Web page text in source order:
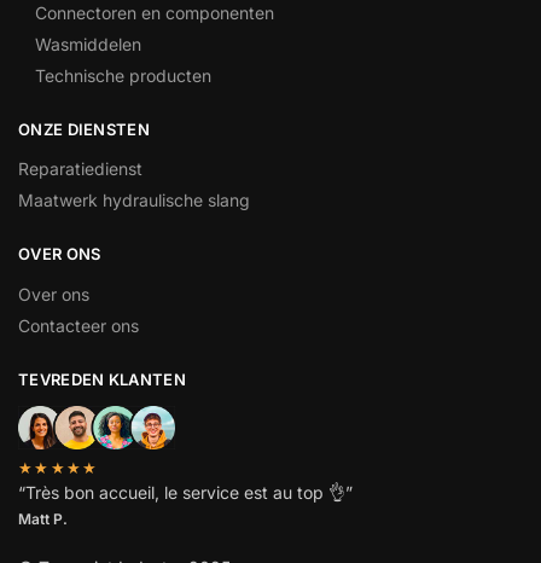
Connectoren en componenten
Wasmiddelen
Technische producten
ONZE DIENSTEN
Reparatiedienst
Maatwerk hydraulische slang
OVER ONS
Over ons
Contacteer ons
TEVREDEN KLANTEN
★★★★★
“Très bon accueil, le service est au top 👌”
Matt P.